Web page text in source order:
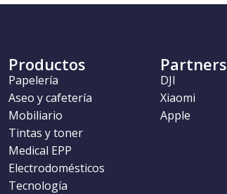
Productos
Papelería
Aseo y cafetería
Mobiliario
Tintas y toner
Medical EPP
Electrodomésticos
Tecnología
Partners
DJI
Xiaomi
Apple